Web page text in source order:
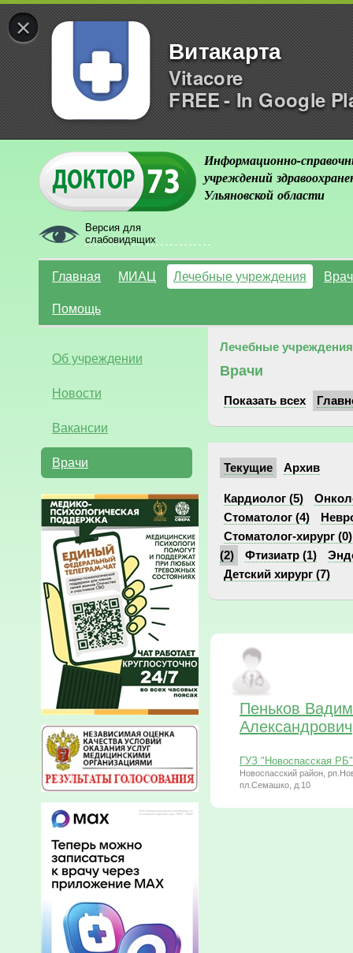
×
Витакарта
Vitacore
FREE - In Google
Версия для
слабовидящих
Информационно-
учреждений
Ульяновской области
Главная МИАЦ Лечебные учреждения
Помощь
Об учреждении
Новости
Вакансии
Врачи
Лечебные учреждения
Врачи
Показать всех
Текущие Архив
Кардиолог (5)
Стоматолог (4)
Стоматолог-хирург (0)
(2)
Фтизиатр (1)
Детский хирург (7)
Пеньков Вадим
Александрович
ГУЗ "Новоспасская РБ"
Новоспасский район,
пл.Семашко, д.10